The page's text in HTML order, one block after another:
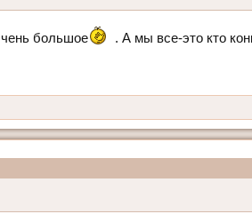
большое . А мы все-это кто